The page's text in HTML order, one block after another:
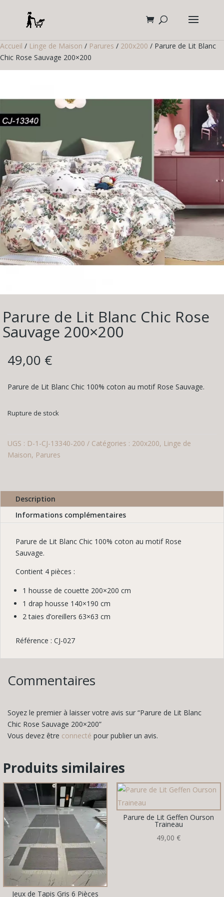
Accueil / Linge de Maison / Parures / 200x200 / Parure de Lit Blanc
Chic Rose Sauvage 200×200
Parure de Lit Blanc Chic Rose
Sauvage 200×200
49,00 €
Parure de Lit Blanc Chic 100% coton au motif Rose Sauvage.
Rupture de stock
UGS : D-1-CJ-13340-200 Catégories : 200x200, Linge de
Maison, Parures
Description
Informations complémentaires
Parure de Lit Blanc Chic 100% coton au motif Rose
Sauvage.
Contient 4 pièces :
1 housse de couette 200×200 cm
1 drap housse 140×190 cm
2 taies d’oreillers 63×63 cm
Référence : CJ-027
Commentaires
Soyez le premier à laisser votre avis sur “Parure de Lit Blanc
Chic Rose Sauvage 200×200”
Vous devez être connecté pour publier un avis.
Produits similaires
Jeux de Tapis Gris 6 Pièces
Parure de Lit Geffen Ourson
Traineau
49,00€